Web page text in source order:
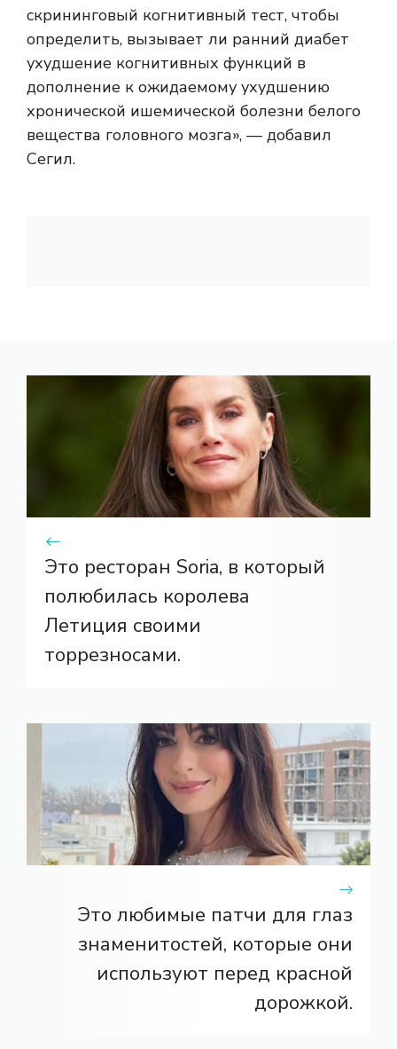
скрининговый когнитивный тест, чтобы
определить, вызывает ли ранний диабет
ухудшение когнитивных функций в
дополнение к ожидаемому ухудшению
хронической ишемической болезни белого
вещества головного мозга», — добавил
Сегил.
Это ресторан Soria, в который
полюбилась королева
Летиция своими
торрезносами.
Это любимые патчи для глаз
знаменитостей, которые они
используют перед красной
дорожкой.